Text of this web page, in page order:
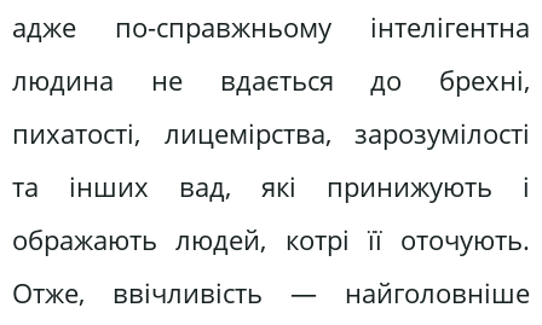
адже по-справжньому інтелігентна
людина не вдається до брехні,
пихатості, лицемірства, зарозумілості
та інших вад, які принижують і
ображають людей, котрі її оточують.
Отже, ввічливість — найголовніше